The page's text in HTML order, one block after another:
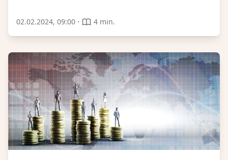
02.02.2024, 09:00 · 4 min.